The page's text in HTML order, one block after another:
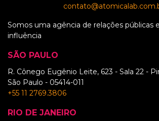
Somos uma agência de relações públicas
influência
SÃO PAULO
R. Cônego Eugênio Leite, 623 - Sala 22 -
São Paulo - 05414-011
+55 11 2769.3806
RIO DE JANEIRO